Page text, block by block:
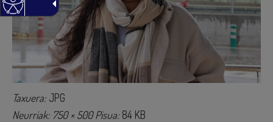
Taxuera: JPG
Neurriak: 750 × 500Pisua: 84 KB